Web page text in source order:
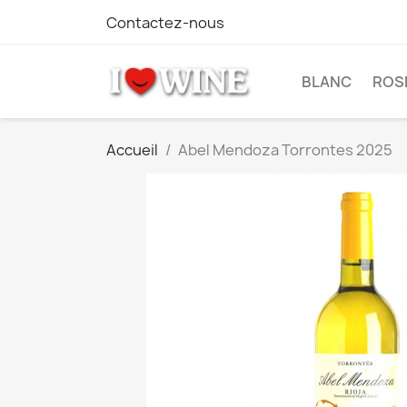
Contactez-nous
BLANC
Accueil Abel Mendoza Torrontes 2025